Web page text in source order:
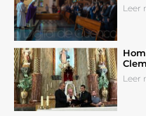
Leer
Leer